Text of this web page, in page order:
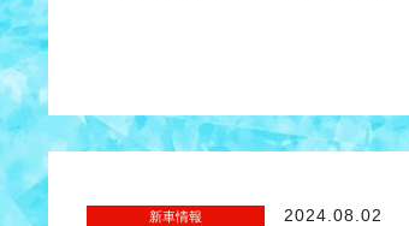
新車情報 2024.08.02